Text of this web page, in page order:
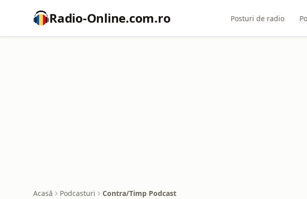
Radio-Online.com.ro Posturi de radio
Acasă Podcasturi Contra/Timp Podcast